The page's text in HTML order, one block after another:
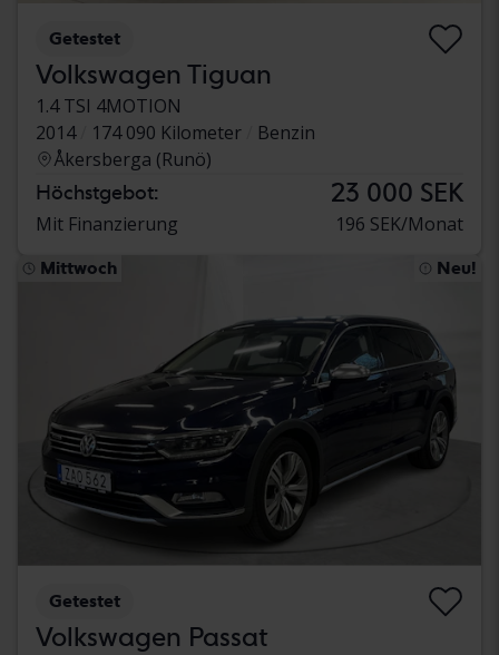
Getestet
Volkswagen Tiguan
1.4 TSI 4MOTION
2014
174 090 Kilometer
Benzin
Åkersberga (Runö)
Höchstgebot: 23 000 SEK
Mit Finanzierung 196 SEK/Monat
Mittwoch Neu!
Getestet
Volkswagen Passat